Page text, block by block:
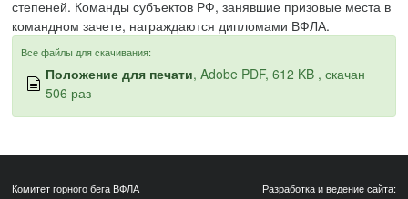
степеней. Команды субъектов РФ, занявшие призовые места в
командном зачете, награждаются дипломами ВФЛА.
Все файлы для скачивания:
Положение для печати, Adobe PDF, 612 KB , скачан
506 раз
Комитет горного бега ВФЛА
Разработка и ведение сайта: